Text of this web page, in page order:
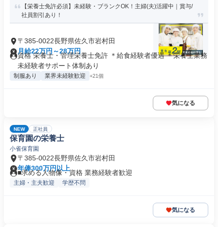
【栄養士免許必須】未経験・ブランクOK！主婦(夫)活躍中｜賞与/
社員割引あり！
〒385-0022長野県佐久市岩村田
月給22万円～28万円
資格 栄養士・管理栄養士免許 ＊給食経験者優遇 ＊栄養士業務
未経験者サポート体制あり
制服あり 業界未経験歓迎 +21個
気になる
NEW 正社員
保育園の栄養士
小雀保育園
〒385-0022長野県佐久市岩村田
年俸300万円以上
■求める人物像・資格 業務経験者歓迎
主婦・主夫歓迎 学歴不問
気になる